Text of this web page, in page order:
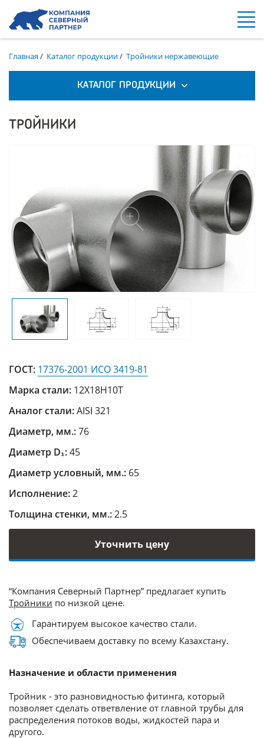
Главная/ Каталог продукции/ Тройники нержавеющие
КАТАЛОГ ПРОДУКЦИИ
ТРОЙНИКИ
ГОСТ: 17376-2001 ИСО 3419-81
Марка стали: 12Х18Н10Т
Аналог стали:AISI 321
Диаметр, мм.:76
Диаметр D₁:45
Диаметр условный, мм.: 65
Исполнение:2
Толщина стенки, мм.:2.5
Уточнить цену
“Компания Северный Партнер” предлагает купить
Тройники по низкой цене.
Гарантируем высокое качество стали.
Обеспечиваем доставку по всему Казахстану.
Назначение и области применения
Тройник - это разновидностью фитинга, который
позволяет сделать ответвление от главной трубы для
распределения потоков воды, жидкостей пара и
другого.